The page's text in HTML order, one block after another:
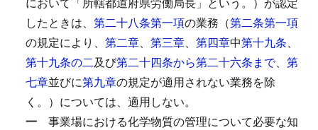
したときは、 第二十八条第一項の業務（第二条第一項
の規定により、 第二章、 第三章、 第四章中第十九条、
第十九条の二及び第二十四条から第二十六条まで、 第
七章並びに第九章の規定が適用されない業務を除
く。）については、適用しない。
一
事業場における化学物質の管理について必要な知